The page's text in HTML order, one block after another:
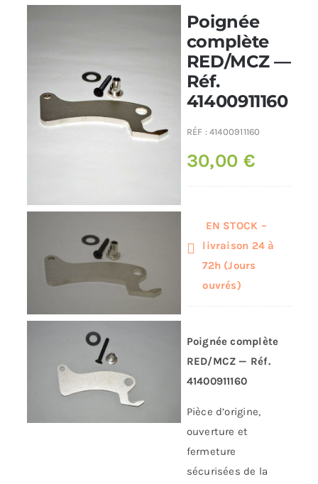
Conduit de fumées
Poignée
complète
RED/MCZ —
Réf.
41400911160
RÉF :41400911160
30,00€
EN STOCK –
livraison 24 à
72h (Jours
ouvrés)
Poignée complète
RED/MCZ — Réf.
41400911160
Pièce d’origine,
ouverture et
fermeture
sécurisées de la